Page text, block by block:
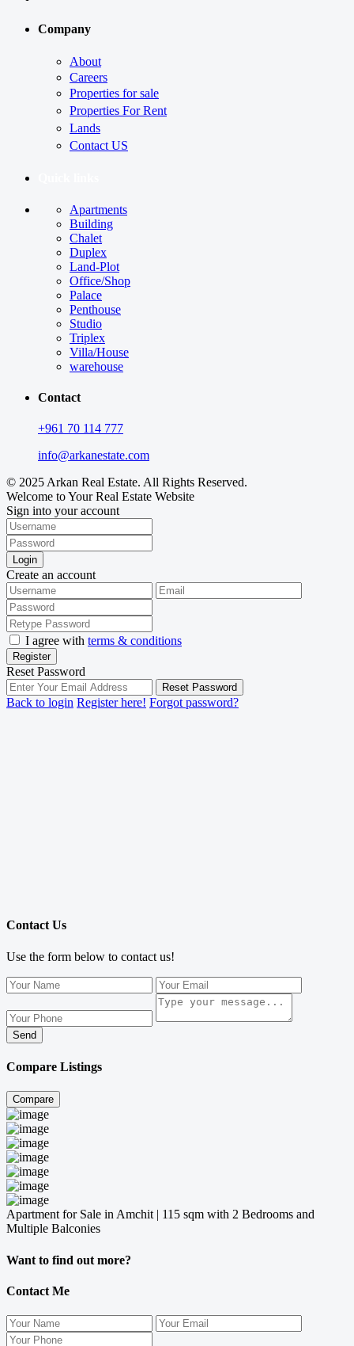
Company
About
Careers
Properties for sale
Properties For Rent
Lands
Contact US
Apartments
Building
Chalet
Duplex
Land-Plot
Office/Shop
Palace
Penthouse
Studio
Triplex
Villa/House
warehouse
Contact
+961 70 114 777
info@arkanestate.com
© 2025 Arkan Real Estate. All Rights Reserved.
Welcome to Your Real Estate Website
Sign into your account
Login
Create an account
I agree with terms & conditions
Register
Reset Password
Reset Password
Back to login Register here! Forgot password?
Contact Us
Use the form below to contact us!
Send
Compare Listings
Compare
Apartment for Sale in Amchit | 115 sqm with 2 Bedrooms and
Multiple Balconies
Want to find out more?
Contact Me